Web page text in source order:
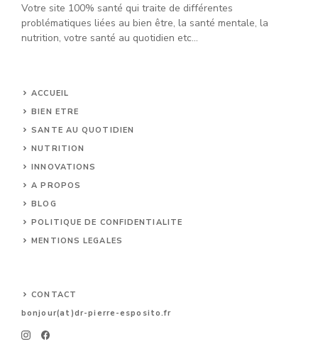
Votre site 100% santé qui traite de différentes
problématiques liées au bien être, la santé mentale, la
nutrition, votre santé au quotidien etc...
ACCUEIL
BIEN ETRE
SANTE AU QUOTIDIEN
NUTRITION
INNOVATIONS
A PROPOS
BLOG
POLITIQUE DE CONFIDENTIALITE
MENTIONS LEGALES
CONTACT
bonjour(at)dr-pierre-esposito.fr